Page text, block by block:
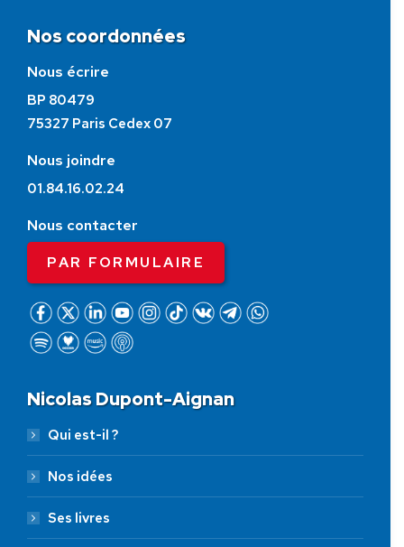
Nos coordonnées
Nous écrire
BP 80479
75327 Paris Cedex 07
Nous joindre
01.84.16.02.24
Nous contacter
PAR FORMULAIRE
Nicolas Dupont-Aignan
Qui est-il ?
Nos idées
Ses livres